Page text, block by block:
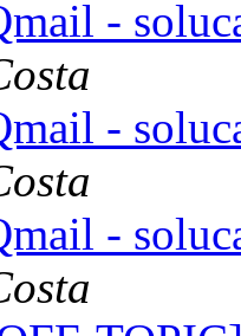
-
-
-